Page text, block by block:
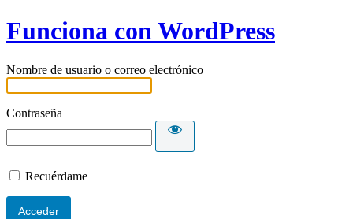
Funciona con WordPress
Nombre de usuario o correo electrónico
Contraseña
Recuérdame